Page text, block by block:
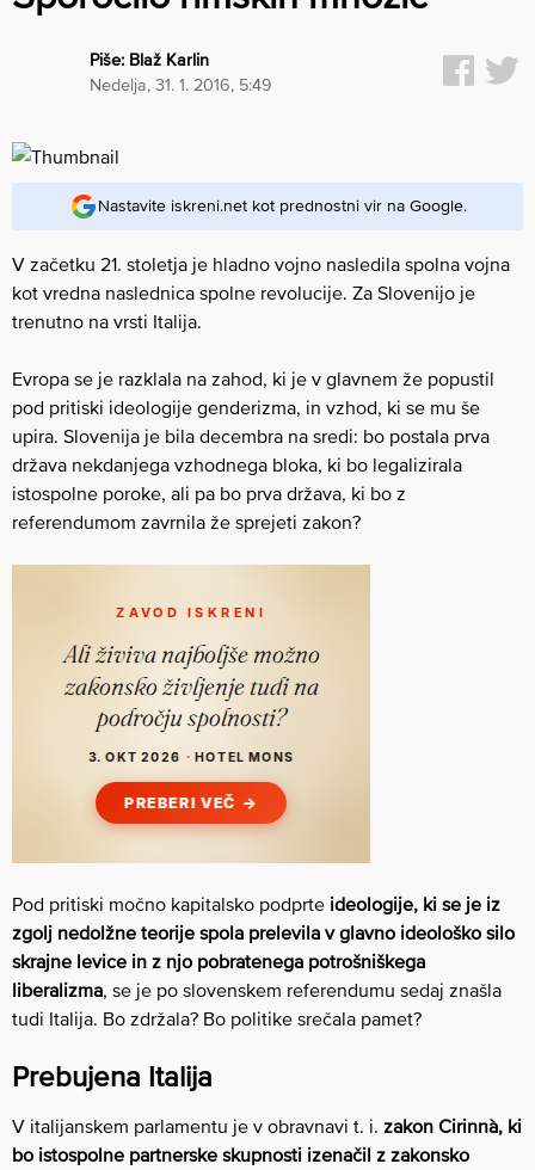
Piše: Blaž Karlin
nedelja, 31. 1. 2016, 5:49
Nastavite iskreni.net kot prednostni vir na Google.
V začetku 21. stoletja je hladno vojno nasledila spolna vojna
kot vredna naslednica spolne revolucije. Za Slovenijo je
trenutno na vrsti Italija.
Evropa se je razklala na zahod, ki je v glavnem že popustil
pod pritiski ideologije genderizma, in vzhod, ki se mu še
upira. Slovenija je bila decembra na sredi: bo postala prva
država nekdanjega vzhodnega bloka, ki bo legalizirala
istospolne poroke, ali pa bo prva država, ki bo z
referendumom zavrnila že sprejeti zakon?
Pod pritiski močno kapitalsko podprte ideologije, ki se je iz
zgolj nedolžne teorije spola prelevila v glavno ideološko silo
skrajne levice in z njo pobratenega potrošniškega
liberalizma, se je po slovenskem referendumu sedaj znašla
tudi Italija. Bo zdržala? Bo politike srečala pamet?
Prebujena Italija
V italijanskem parlamentu je v obravnavi t. i. zakon Cirinnà, ki
bo istospolne partnerske skupnosti izenačil z zakonsko